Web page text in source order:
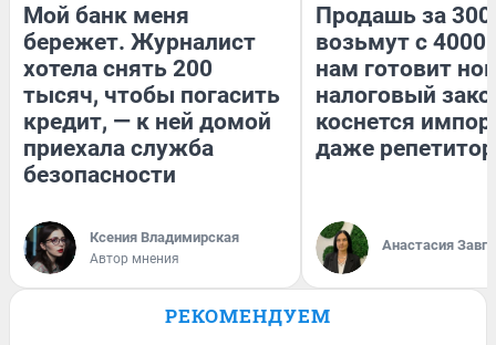
Мой банк меня
бережет. Журналист
хотела снять 200
тысяч, чтобы погасить
кредит, — к ней домой
приехала служба
безопасности
Ксения Владимирская
Автор мнения
Продашь за
возьмут с
нам готовит
налоговый
коснется
даже
Анастасия
РЕКОМЕНДУЕМ